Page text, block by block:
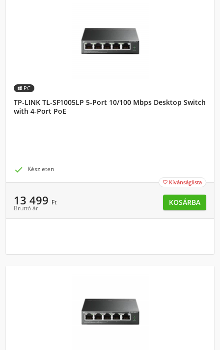
PC
TP-LINK TL-SF1005LP 5-Port 10/100 Mbps Desktop Switch
with 4-Port PoE
 Készleten
 Kívánságlista
13 499 Ft
Bruttó ár
KOSÁRBA